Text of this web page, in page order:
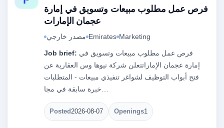
فرص عمل مطلوب مبيعات وتسويق في إمارة
عجمان الإمارات
مصدر خارجي Emirates Marketing
Job brief:
إمارة عجمان الإماراتتعلن شركة نيوها وس العقارية عن
فتح أبواب التوظيف لشواغر تنفيذي مبيعات - المتطلبات
Posted2026-08-07 Openings1